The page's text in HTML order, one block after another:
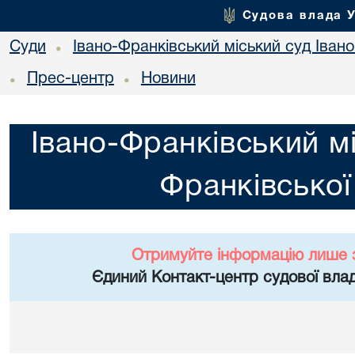
Судова влада
Суди • Івано-Франківський міський суд
• Прес-центр • Новини
Івано-Франківський
Отримуйте інформацію лише
Єдиний Контакт-центр судової